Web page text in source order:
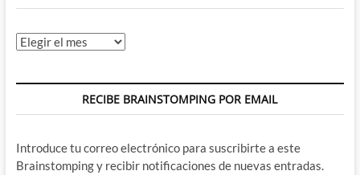
Archivos
RECIBE BRAINSTOMPING POR EMAIL
Introduce tu correo electrónico para suscribirte a este
Brainstomping y recibir notificaciones de nuevas entradas.